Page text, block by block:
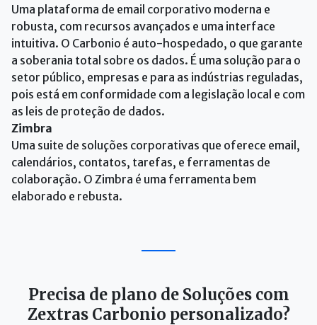
Uma plataforma de email corporativo moderna e
robusta, com recursos avançados e uma interface
intuitiva. O Carbonio é auto-hospedado, o que garante
a soberania total sobre os dados. É uma solução para o
setor público, empresas e para as indústrias reguladas,
pois está em conformidade com a legislação local e com
as leis de proteção de dados.
Zimbra
Uma suite de soluções corporativas que oferece email,
calendários, contatos, tarefas, e ferramentas de
colaboração. O Zimbra é uma ferramenta bem
elaborado e rebusta.
Precisa de plano de Soluções com
Zextras Carbonio personalizado?